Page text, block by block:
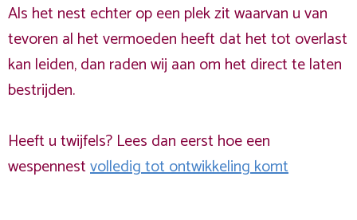
Als het nest echter op een plek zit waarvan u van
tevoren al het vermoeden heeft dat het tot overlast
kan leiden, dan raden wij aan om het direct te laten
bestrijden.
Heeft u twijfels? Lees dan eerst hoe een
wespennestvolledig tot ontwikkeling komt